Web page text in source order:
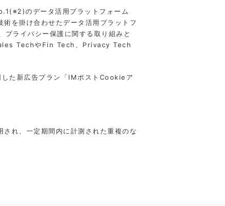
のデータ活用プラットフォーム
を掛け合わせたデータ活用プラットフ
ライバシー保護に関する取り組みと
TechやFin Tech、Privacy Tech
た新広告プラン「IMポストCookieア
れ、⼀定期間内に計測された重複のな